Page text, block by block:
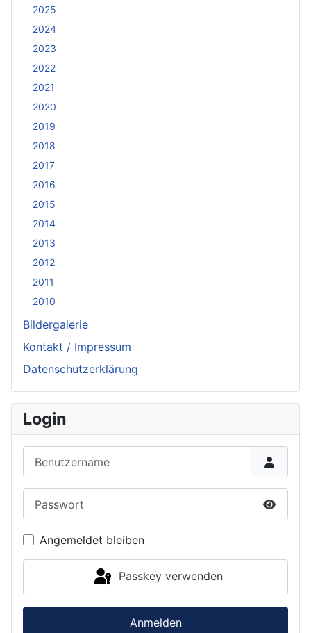
2025
2024
2023
2022
2021
2020
2019
2018
2017
2016
2015
2014
2013
2012
2011
2010
Bildergalerie
Kontakt / Impressum
Datenschutzerklärung
Login
Angemeldet bleiben
Passkey verwenden
Anmelden